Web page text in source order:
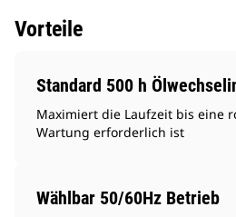
Vorteile
Standard 500 h
Maximiert die Laufzeit bis eine
Wartung erforderlich ist
Wählbar 50/60Hz Betrieb